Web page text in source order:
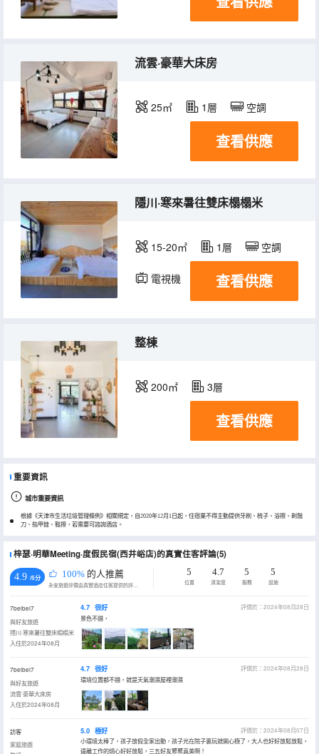
流雲·豪華大床房
25㎡ 1層 空調
查看供應
隱川·寒來暑往雙床榻榻米
15-20㎡ 1層 空調
電視機 查看供應
整棟
200㎡ 3層
查看供應
重要資訊
城市重要資訊
根據《天津市生活垃圾管理條例》相關規定，自2020年12月1日起，住宿業不得主動提供牙刷、梳子、浴擦、剃鬚
刀、指甲銼、鞋擦，若需要可諮詢酒店。
梓瑟·明華Meeting·度假民宿(西井峪店)的真實住客評論(5)
4.9 /5分 100% 的人推薦
永安旅遊評價由真實酒店住客提供的評價。
5
位置
4.7
清潔度
5
服務
5
設施
7beibei7
與好友旅遊
隱川·寒來暑往雙床榻榻米
入住於2024年08月
4.7 很好
評價於：2024年08月28日
景色不錯，
7beibei7
與好友旅遊
流雲·豪華大床房
入住於2024年08月
4.7 很好
評價於：2024年08月28日
環境位置都不錯，就是天氣潮濕屋裡潮濕
訪客
家庭旅遊
5.0 極好
評價於：2024年08月07日
小環境太棒了，孩子放假全家出動，孩子光在院子裏玩就開心極了，大人也好好放鬆放鬆，
遠離工作的煩心好好放鬆，三五好友聚聚真美啊！